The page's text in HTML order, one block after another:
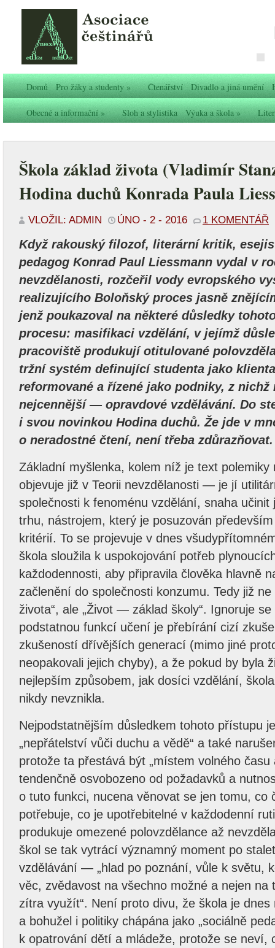
Domů Pro žáky a studenty» Čtenářství Divadlo a jiná umění
Obecné a informační» Sloh a stylistika Výuka a škola»
Škola základ života (Vladimír
Hodina duchů Konrada Paula
VLOŽIL: ADMIN ÚNO - 2 - 2016 1 KOMENTÁŘ
Když rakouský filozof, literární kritik,
pedagog Konrad Paul Liessmann vydal v
nevzdělanosti, rozčeřil vody evropského
realizujícího Boloňský proces jasně
jenž poukazoval na některé důsledky
procesu: masifikaci vzdělání, v jejímž
pracoviště produkují otitulované
tržní systém definující studenta jako
reformované a řízené jako podniky, z nichž
nejcennější — opravdové vzdělávání. Do
i svou novinkou Hodina duchů. Že jde v
o neradostné čtení, není třeba zdůrazňovat.
Základní myšlenka, kolem níž je text polemiky
objevuje již v Teorii nevzdělanosti — je jí
společnosti k fenoménu vzdělání, snaha učinit
trhu, nástrojem, který je posuzován
kritérií. To se projevuje v dnes
škola sloužila k uspokojování potřeb
každodennosti, aby připravila člověka hlavně
začlenění do společnosti konzumu. Tedy již
života“, ale „Život — základ školy“. Ignoruje
podstatnou funkcí učení je přebírání cizí
zkušeností dřívějších generací (mimo jiné
neopakovali jejich chyby), a že pokud by byla
nejlepším způsobem, jak dosíci vzdělání,
nikdy nevznikla.
Nejpodstatnějším důsledkem tohoto přístupu
„nepřátelství vůči duchu a vědě“ a také
protože ta přestává být „místem volného
tendenčně osvobozeno od požadavků a
o tuto funkci, nucena věnovat se jen tomu, co
potřebuje, co je upotřebitelné v každodenní
produkuje omezené polovzdělance až
škol se tak vytrácí významný moment po
vzdělávání — „hlad po poznání, vůle k světu,
věc, zvědavost na všechno možné a nejen na
zítra využít“. Není proto divu, že škola je dnes
a bohužel i politiky chápána jako „sociálně
k opatrování dětí a mládeže, protože se neví,